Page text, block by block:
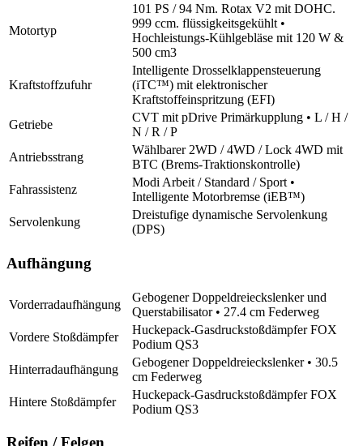
Motortyp
101 PS / 94 Nm. Rotax V2 mit DOHC.
999 ccm. flüssigkeitsgekühlt •
Hochleistungs-Kühlgebläse mit 120 W &
500 cm3
Kraftstoffzufuhr
Intelligente Drosselklappensteuerung
(iTC™️) mit elektronischer
Kraftstoffeinspritzung (EFI)
Getriebe
CVT mit pDrive Primärkupplung • L / H /
N / R / P
Antriebsstrang
Wählbarer 2WD / 4WD / Lock 4WD mit
BTC (Brems-Traktionskontrolle)
Fahrassistenz
Modi Arbeit / Standard / Sport •
Intelligente Motorbremse (iEB™)
Servolenkung
Dreistufige dynamische Servolenkung
(DPS)
Aufhängung
Vorderradaufhängung
Gebogener Doppeldreieckslenker und
Querstabilisator • 27.4 cm Federweg
Vordere Stoßdämpfer
Huckepack-Gasdruckstoßdämpfer FOX
Podium QS3
Hinterradaufhängung
Gebogener Doppeldreieckslenker • 30.5
cm Federweg
Hintere Stoßdämpfer
Huckepack-Gasdruckstoßdämpfer FOX
Podium QS3